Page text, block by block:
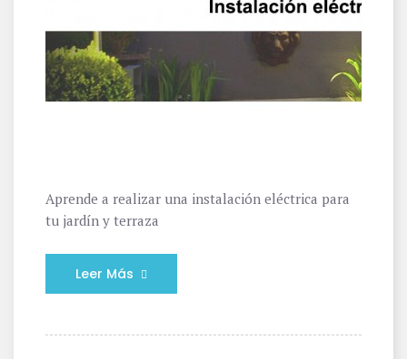
Aprende a realizar una instalación eléctrica para
tu jardín y terraza
Leer Más